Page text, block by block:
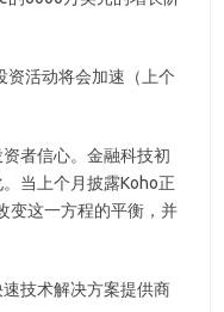
资活动将会加速（上个
者信心。金融科技初
当上个月披露Koho正
变这一方程的平衡，并
技术解决方案提供商